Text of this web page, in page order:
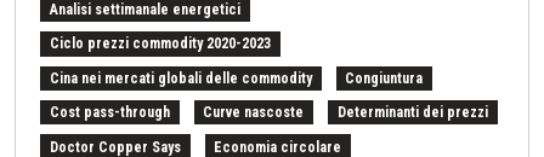
Analisi settimanale energetici
Ciclo prezzi commodity 2020-2023
Cina nei mercati globali delle commodity Congiuntura
Cost pass-through Curve nascoste Determinanti dei prezzi
Doctor Copper Says Economia circolare